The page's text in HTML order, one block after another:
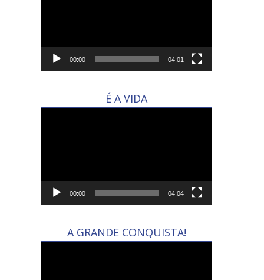
00:00 04:01
É A VIDA
00:00 04:04
A GRANDE CONQUISTA!